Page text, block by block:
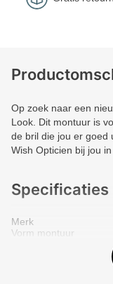
Op zoek naar een
Look. Dit montuur is
de bril die jou er goed
Wish Opticien bij jou
Specificaties
Merk
Vorm montuur